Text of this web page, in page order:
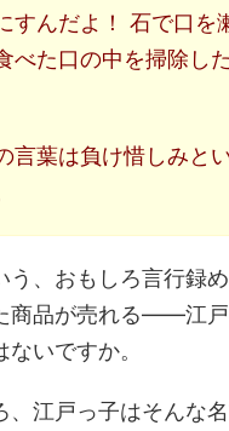
すんだよ！ 石で口を
べた口の中を掃除し
言葉は負け惜しみと
う、おもしろ言行録
商品が売れる――江
いですか。
、江戸っ子はそんな